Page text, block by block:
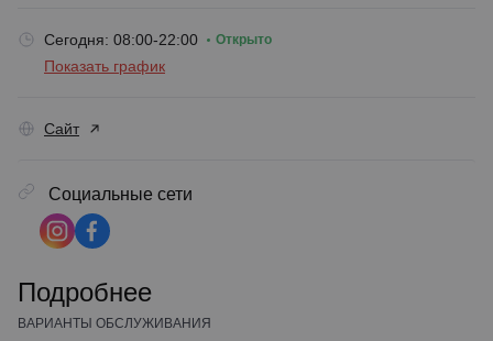
Сегодня: 08:00-22:00 Открыто
Показать график
Сайт
Социальные сети
Подробнее
ВАРИАНТЫ ОБСЛУЖИВАНИЯ